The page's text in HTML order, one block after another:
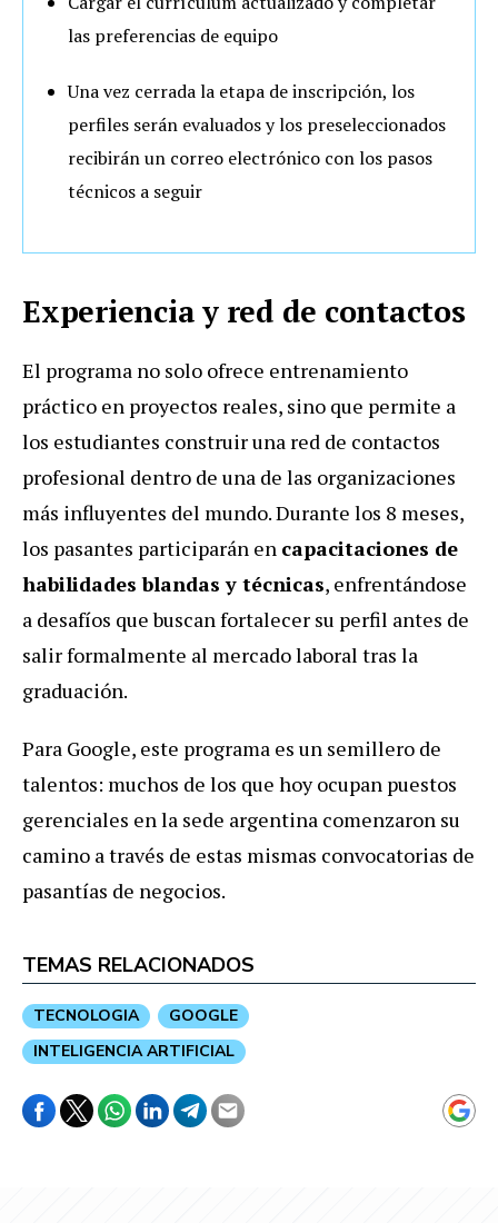
las preferencias de equipo
Una vez cerrada la etapa de inscripción, los
perfiles serán evaluados y los preseleccionados
recibirán un correo electrónico con los pasos
técnicos a seguir
Experiencia y red de contactos
El programa no solo ofrece entrenamiento
práctico en proyectos reales, sino que permite a
los estudiantes construir una red de contactos
profesional dentro de una de las organizaciones
más influyentes del mundo.Durante los 8 meses,
los pasantes participarán en capacitaciones de
habilidades blandas y técnicas, enfrentándose
a desafíos que buscan fortalecer su perfil antes de
salir formalmente al mercado laboral tras la
graduación.
Para Google, este programa es un semillero de
talentos: muchos de los que hoy ocupan puestos
gerenciales en la sede argentina comenzaron su
camino a través de estas mismas convocatorias de
pasantías de negocios.
TEMAS RELACIONADOS
TECNOLOGIA
GOOGLE
INTELIGENCIA ARTIFICIAL